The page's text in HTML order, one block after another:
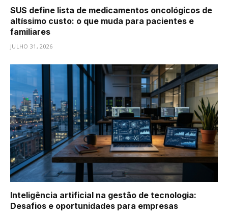
SUS define lista de medicamentos oncológicos de
altíssimo custo: o que muda para pacientes e
familiares
JULHO 31, 2026
Inteligência artificial na gestão de tecnologia:
Desafios e oportunidades para empresas